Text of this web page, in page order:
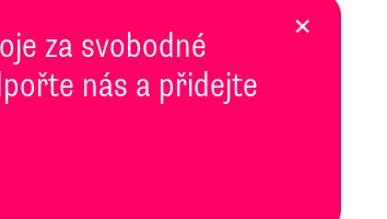
za svobodné
nás a přidejte
×